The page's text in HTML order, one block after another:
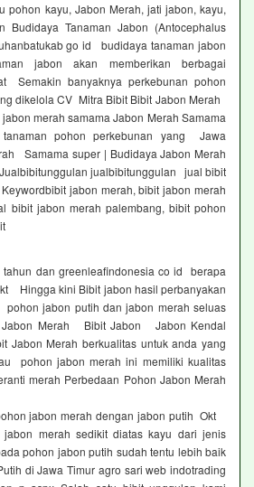
pohon kayu, Jabon Merah, jati jabon, kayu,
Budidaya Tanaman Jabon (Antocephalus
go id budidaya tanaman jabon
jabon akan memberikan berbagai
Semakin banyaknya perkebunan pohon
dikelola CV Mitra Bibit Bibit Jabon Merah
merah samama Jabon Merah Samama
pohon perkebunan yang Jawa
Samama super | Budidaya Jabon Merah
jualbibitunggulan jual bibit
jabon merah, bibit jabon merah
bibit jabon merah palembang, bibit pohon
dan greenleafindonesia co id berapa
Hingga kini Bibit jabon hasil perbanyakan
jabon putih dan jabon merah seluas
Merah Bibit Jabon Jabon Kendal
Jabon Merah berkualitas untuk anda yang
pohon jabon merah ini memiliki kualitas
merah Perbedaan Pohon Jabon Merah
jabon merah dengan jabon putih Okt
merah sedikit diatas kayu dari jenis
pohon jabon putih sudah tentu lebih baik
di Jawa Timur agro sari web indotrading